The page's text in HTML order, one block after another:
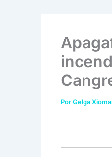
PorGelga